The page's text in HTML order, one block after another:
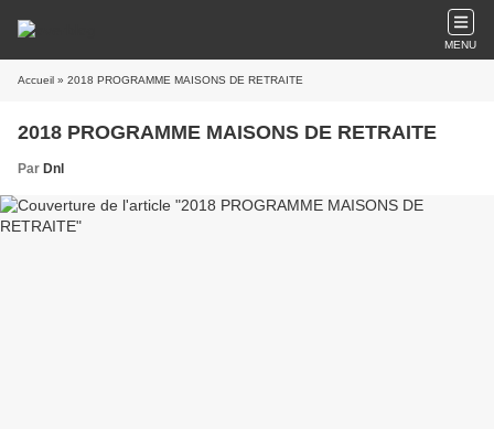
MENU
Accueil » 2018 PROGRAMME MAISONS DE RETRAITE
2018 PROGRAMME MAISONS DE RETRAITE
Par Dnl